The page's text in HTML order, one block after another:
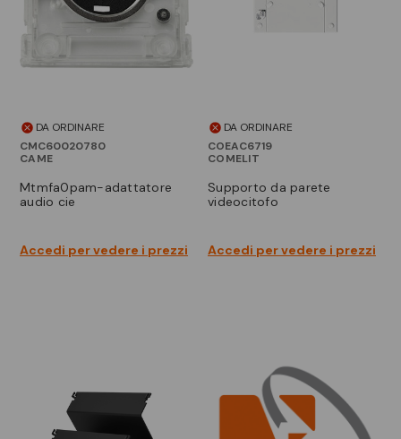
DA ORDINARE
CMC60020780
CAME
mtmfa0pam-adattatore
audio cie
Accedi per vedere i prezzi
DA ORDINARE
COEAC6719
COMELIT
supporto da parete
videocitofo
Accedi per vedere i prezzi